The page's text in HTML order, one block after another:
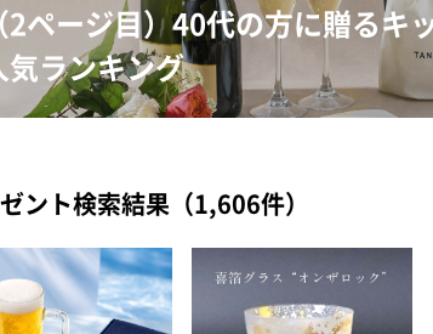
2ページ目）40代の方に贈るキ
気ランキング
ント検索結果（1,606件）